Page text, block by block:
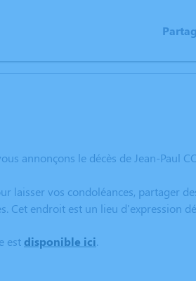
annonçons le décès de Jean-Paul
laisser vos condoléances, partager
Cet endroit est un lieu d'expression
est disponible ici.